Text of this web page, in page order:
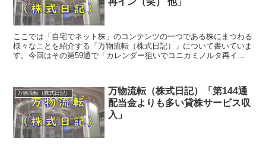
ここでは「自宅でネット株」のコンテンツの一つである株にまつわる
様々なことを紹介する「万物流転（株式日記）」について書いていま
す。今回はその第59通で「カレンダー狙いでコニカミノルタ再イン
万物流転（株式日記）
万物流転（株式日記）「第144通
配当金よりも多い貸株サービス収
入」